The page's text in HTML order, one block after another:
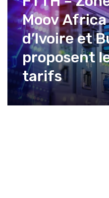
Moov
d’Ivoire et
proposent
tarifs